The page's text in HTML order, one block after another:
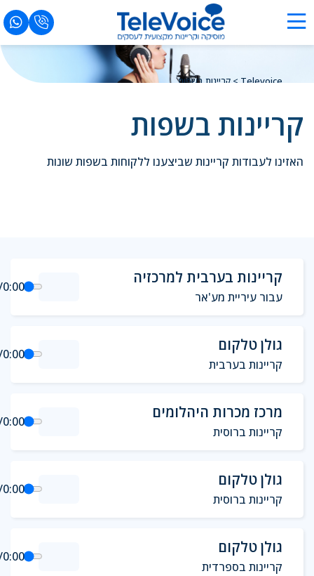
Televoice
>קריינות בשפות
קריינות בשפות
האזינו לעבודות קריינות שביצענו ללקוחות בשפות שונות
קריינות בערבית למרכזיה
עבור עיריית מע'אר
0:00
גולן טלקום
קריינות בערבית
0:00
מרכז מכרות היהלומים
קריינות ברוסית
0:00
גולן טלקום
קריינות ברוסית
0:00
גולן טלקום
קריינות בספרדית
0:00